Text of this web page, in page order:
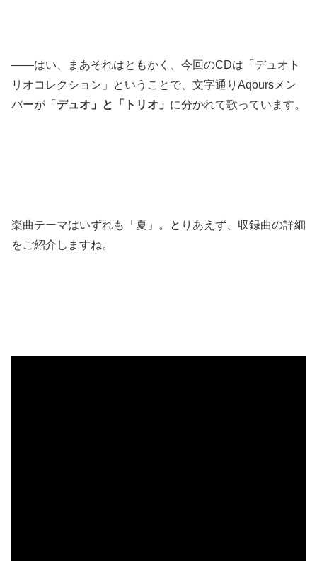
――はい、まあそれはともかく、今回のCDは「デュオト
リオコレクション」ということで、文字通りAqoursメン
バーが「 デュオ」と「トリオ」 に分かれて歌っています。
楽曲テーマはいずれも「夏」。とりあえず、収録曲の詳細
をご紹介しますね。